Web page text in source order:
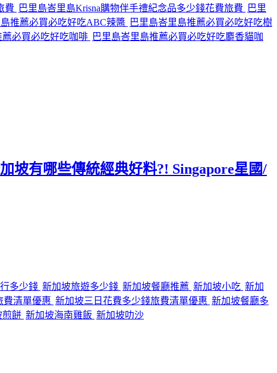
費 巴里島峇里島Krisna購物伴手禮紀念品多少錢花費旅費
巴里
推薦必買必吃好吃ABC辣醬 巴里島峇里島推薦必買必吃好吃樹
薦必買必吃好吃咖啡 巴里島峇里島推薦必買必吃好吃麝香貓咖
坡有哪些傳統經典好料?! Singapore星國/
多少錢 新加坡旅遊多少錢 新加坡餐廳推薦 新加坡小吃 新加
費清單優惠 新加坡三日花費多少錢旅費清單優惠 新加坡餐廳多
煎餅 新加坡海南雞飯 新加坡叻沙